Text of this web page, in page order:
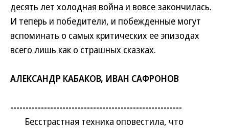
десять лет холодная война и вовсе закончилась.
И теперь и победители, и побежденные могут
вспоминать о самых критических ее эпизодах
всего лишь как о страшных сказках.
АЛЕКСАНДР КАБАКОВ, ИВАН САФРОНОВ
--------------------------------------------------------
Бесстрастная техника оповестила, что